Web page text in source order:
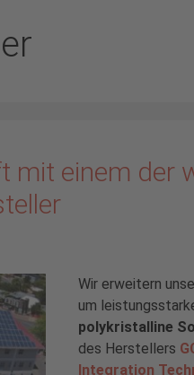
mit einem der
Wir erweitern
um
polykristalline
des Herstellers
Integration